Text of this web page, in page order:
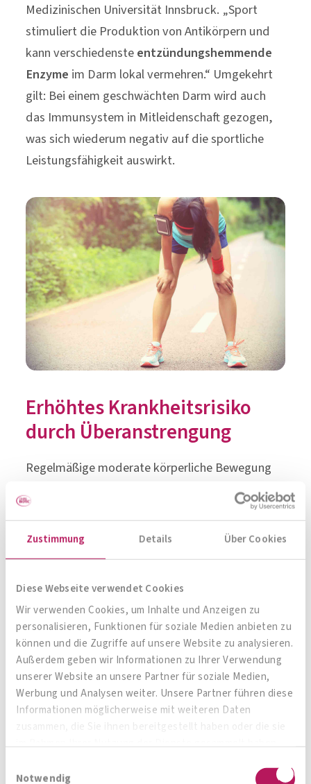
Zustimmung Details Über Cookies
Diese Webseite verwendet Cookies
Wir verwenden Cookies, um Inhalte und Anzeigen zu
personalisieren, Funktionen für soziale Medien anbieten zu
können und die Zugriffe auf unsere Website zu analysieren.
Außerdem geben wir Informationen zu Ihrer Verwendung
unserer Website an unsere Partner für soziale Medien,
Werbung und Analysen weiter. Unsere Partner führen diese
Informationen möglicherweise mit weiteren Daten
im Rahmen Ihrer Nutzung der Dienste gesammelt haben.
Notwendig
Medizinischen Universität Innsbruck. „Sport
stimuliert die Produktion von Antikörpern und
kann verschiedensteentzündungshemmende
Enzyme im Darm lokal vermehren.“ Umgekehrt
gilt: Bei einem geschwächten Darm wird auch
das Immunsystem in Mitleidenschaft gezogen,
was sich wiederum negativ auf die sportliche
Leistungsfähigkeit auswirkt.
Erhöhtes Krankheitsrisiko
durch Überanstrengung
Regelmäßige moderate körperliche Bewegung
hat einen entzündungshemmenden Effekt auf
den Organismus. Sie ist laut Prüller-Strasser die
einzige nachhaltige Verhaltensweise, um
entzündlichen Erkrankungen wie Atherosklerose
dadurch bedingte Folgeerkrankungen wie
Stoffwechselstörungen und Magen-Darm-
Beschwerden zu vermeiden.
„Wiederholte intensive Trainingseinheiten sowie
Übertraining können jedoch die Immunfunktion
ungünstig beeinflussen und in einem erhöhten